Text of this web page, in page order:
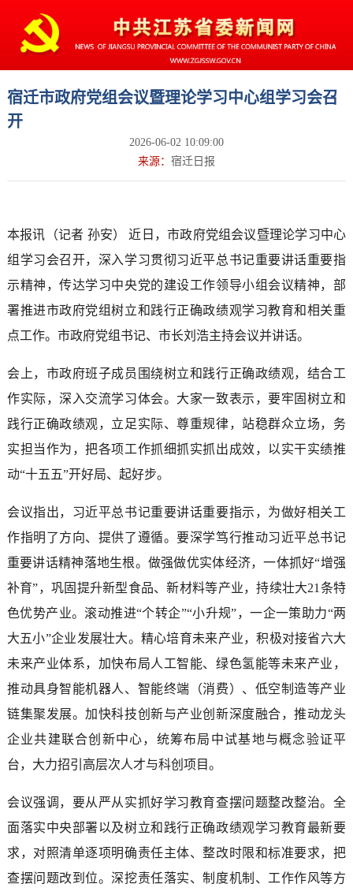
宿迁市政府党组会议暨理论学习中心组学习会召
开
2026-06-02 10:09:00
来源： 宿迁日报
本报讯（记者 孙安） 近日，市政府党组会议暨理论学习中心
组学习会召开，深入学习贯彻习近平总书记重要讲话重要指
示精神，传达学习中央党的建设工作领导小组会议精神，部
署推进市政府党组树立和践行正确政绩观学习教育和相关重
点工作。市政府党组书记、市长刘浩主持会议并讲话。
会上，市政府班子成员围绕树立和践行正确政绩观，结合工
作实际，深入交流学习体会。大家一致表示，要牢固树立和
践行正确政绩观，立足实际、尊重规律，站稳群众立场，务
实担当作为，把各项工作抓细抓实抓出成效，以实干实绩推
动“十五五”开好局、起好步。
会议指出，习近平总书记重要讲话重要指示，为做好相关工
作指明了方向、提供了遵循。要深学笃行推动习近平总书记
重要讲话精神落地生根。做强做优实体经济，一体抓好“增强
补育”，巩固提升新型食品、新材料等产业，持续壮大21条特
色优势产业。滚动推进“个转企”“小升规”，一企一策助力“两
大五小”企业发展壮大。精心培育未来产业，积极对接省六大
未来产业体系，加快布局人工智能、绿色氢能等未来产业，
推动具身智能机器人、智能终端（消费）、低空制造等产业
链集聚发展。加快科技创新与产业创新深度融合，推动龙头
企业共建联合创新中心，统筹布局中试基地与概念验证平
台，大力招引高层次人才与科创项目。
会议强调，要从严从实抓好学习教育查摆问题整改整治。全
面落实中央部署以及树立和践行正确政绩观学习教育最新要
求，对照清单逐项明确责任主体、整改时限和标准要求，把
查摆问题改到位。深挖责任落实、制度机制、工作作风等方